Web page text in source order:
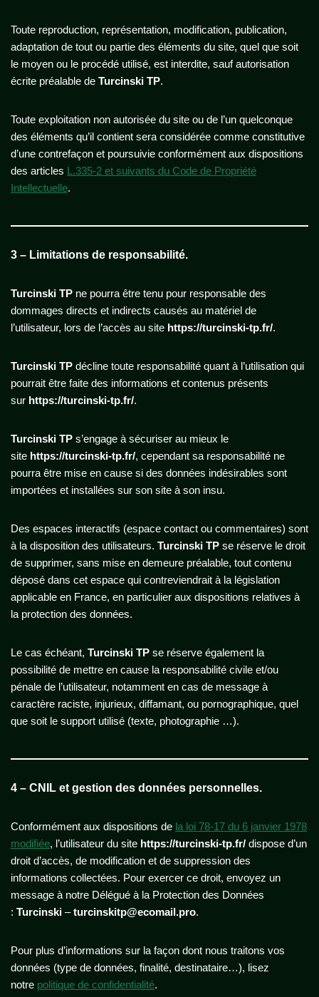
Toute reproduction, représentation, modification, publication,
adaptation de tout ou partie des éléments du site, quel que soit
le moyen ou le procédé utilisé, est interdite, sauf autorisation
écrite préalable de Turcinski TP.
Toute exploitation non autorisée du site ou de l’un quelconque
des éléments qu’il contient sera considérée comme constitutive
d’une contrefaçon et poursuivie conformément aux dispositions
des articles L.335-2 et suivants du Code de Propriété
Intellectuelle.
3 – Limitations de responsabilité.
Turcinski TP ne pourra être tenu pour responsable des
dommages directs et indirects causés au matériel de
l’utilisateur, lors de l’accès au site https://turcinski-tp.fr/.
Turcinski TP décline toute responsabilité quant à l’utilisation qui
pourrait être faite des informations et contenus présents
sur https://turcinski-tp.fr/.
Turcinski TP s’engage à sécuriser au mieux le
site https://turcinski-tp.fr/, cependant sa responsabilité ne
pourra être mise en cause si des données indésirables sont
importées et installées sur son site à son insu.
Des espaces interactifs (espace contact ou commentaires) sont
à la disposition des utilisateurs. Turcinski TP se réserve le droit
de supprimer, sans mise en demeure préalable, tout contenu
déposé dans cet espace qui contreviendrait à la législation
applicable en France, en particulier aux dispositions relatives à
la protection des données.
Le cas échéant, Turcinski TP se réserve également la
possibilité de mettre en cause la responsabilité civile et/ou
pénale de l’utilisateur, notamment en cas de message à
caractère raciste, injurieux, diffamant, ou pornographique, quel
que soit le support utilisé (texte, photographie …).
4 – CNIL et gestion des données personnelles.
Conformément aux dispositions de la loi 78-17 du 6 janvier 1978
modifiée, l’utilisateur du site https://turcinski-tp.fr/ dispose d’un
droit d’accès, de modification et de suppression des
informations collectées. Pour exercer ce droit, envoyez un
message à notre Délégué à la Protection des Données
: Turcinski –turcinskitp@ecomail.pro.
Pour plus d’informations sur la façon dont nous traitons vos
données (type de données, finalité, destinataire…), lisez
notre politique de confidentialité.